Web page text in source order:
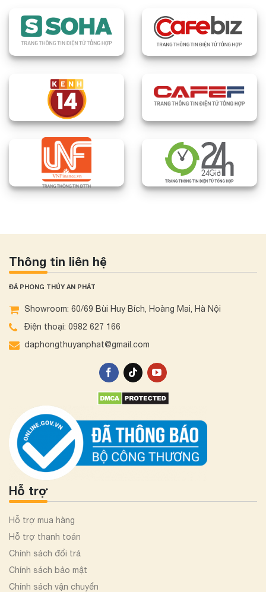
Thông tin liên hệ
ĐÁ PHONG THỦY AN PHÁT
Showroom: 60/69 Bùi Huy Bích, Hoàng Mai, Hà Nội
Điện thoại: 0982 627 166
daphongthuyanphat@gmail.com
Hỗ trợ
Hỗ trợ mua hàng
Hỗ trợ thanh toán
Chính sách đổi trả
Chính sách bảo mật
Chính sách vận chuyển